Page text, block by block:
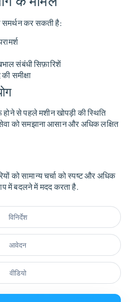
विनिर्देश
आवेदन
वीडियो
कर सकती है:
संबंधी सिफ़ारिशें
समीक्षा
से पहले मशीन खोपड़ी की स्थिति
को समझाना आसान और अधिक लक्षित
को सामान्य चर्चा को स्पष्ट और अधिक
में बदलने में मदद करता है.